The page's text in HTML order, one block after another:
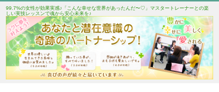
99.7%の女性が効果実感♪「こんな幸せな世界があったんだ〜♡」マスタートレーナーとの楽
しい実技レッスンで魂から安心未来を♪